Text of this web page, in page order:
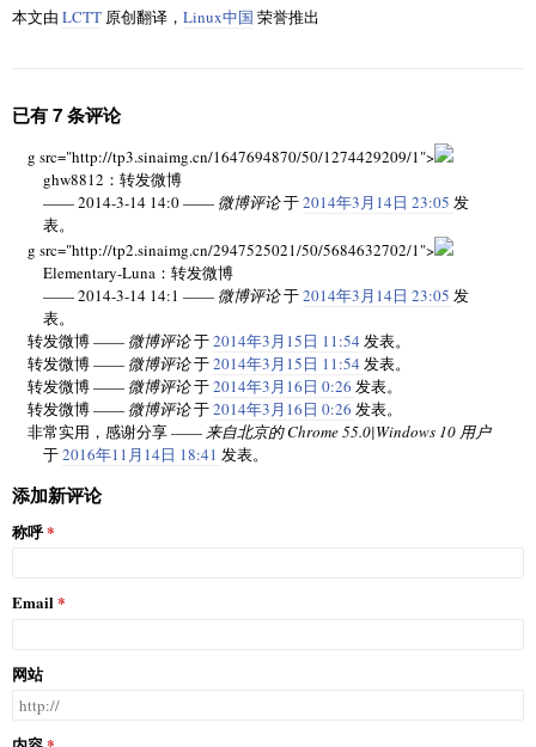
本文由 LCTT 原创翻译， Linux中国 荣誉推出
已有 7 条评论
g src="http://tp3.sinaimg.cn/1647694870/50/1274429209/1">
ghw8812：转发微博
—— 2014-3-14 14:0—— 微博评论于2014年3月14日 23:05 发
表。
g src="http://tp2.sinaimg.cn/2947525021/50/5684632702/1">
Elementary-Luna：转发微博
—— 2014-3-14 14:1 —— 微博评论于2014年3月14日 23:05 发
表。
转发微博 —— 微博评论于2014年3月15日 11:54 发表。
转发微博 —— 微博评论于2014年3月15日 11:54 发表。
转发微博 —— 微博评论于2014年3月16日 0:26 发表。
转发微博 —— 微博评论于2014年3月16日 0:26 发表。
非常实用，感谢分享 —— 来自北京的 Chrome 55.0|Windows 10 用户
于2016年11月14日 18:41 发表。
添加新评论
称呼
Email
网站